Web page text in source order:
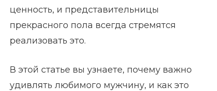
ценность, и представительницы
прекрасного пола всегда стремятся
реализовать это.
В этой статье вы узнаете, почему важно
удивлять любимого мужчину, и как это